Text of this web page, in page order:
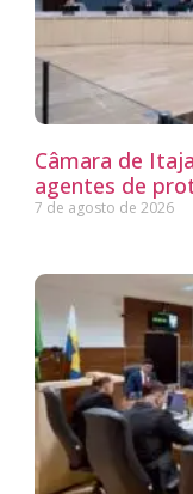
Câmara de
agentes de
7 de agosto de 2026